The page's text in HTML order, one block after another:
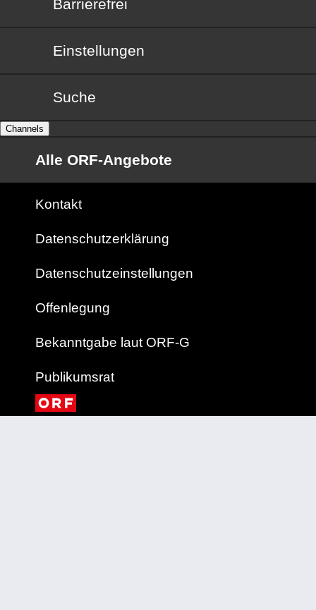
Barrierefrei
Einstellungen
Suche
Channels
Alle ORF-Angebote
Kontakt
Datenschutzerklärung
Datenschutzeinstellungen
Offenlegung
Bekanntgabe laut ORF-G
Publikumsrat